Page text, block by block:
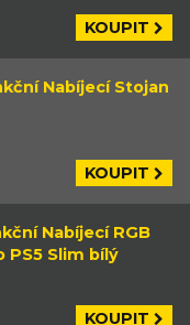
KOUPIT
Nabíjecí Stojan
KOUPIT
Nabíjecí RGB
PS5 Slim bílý
KOUPIT